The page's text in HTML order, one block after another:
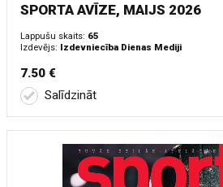
SPORTA AVĪZE, MAIJS 2026
Lappušu skaits: 65
Izdevējs: Izdevniecība Dienas Mediji
7.50 €
Salīdzināt